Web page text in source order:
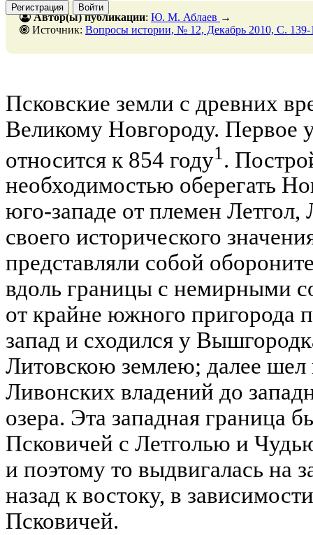
Регистрация Войти
Автор(ы) публикации: Ю. М. Аблаев →
Источник: Вопросы истории, № 12, Декабрь 2010, C.
Псковские земли с древних
Великому Новгороду. Первое
относится к 854 году1 .
необходимостью оберегать
юго-западе от племен
своего исторического
представляли собой
вдоль границы с немирными
от крайне южного пригорода
запад и сходился у
Литовскою землею; далее шел
Ливонских владений до
озера. Эта западная граница
Псковичей с Летголью и
и поэтому то выдвигалась на
назад к востоку, в
Псковичей.